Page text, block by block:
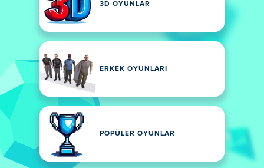
3D OYUNLAR
ERKEK OYUNLARI
POPÜLER OYUNLAR